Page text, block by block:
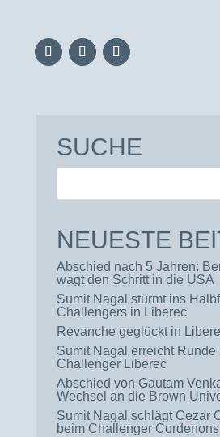
SUCHE
NEUESTE
Abschied nach 5 Jahren:
wagt den Schritt in die USA
Sumit Nagal stürmt ins
Challengers in Liberec
Revanche geglückt in
Sumit Nagal erreicht Runde
Challenger Liberec
Abschied von Gautam
Wechsel an die Brown
Sumit Nagal schlägt Cezar
beim Challenger Cordenons